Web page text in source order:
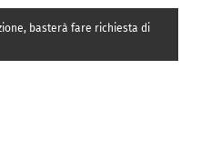
basterà fare richiesta di